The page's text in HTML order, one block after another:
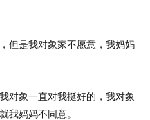
是我对象家不愿意，我妈妈
象一直对我挺好的，我对象
我妈妈不同意。